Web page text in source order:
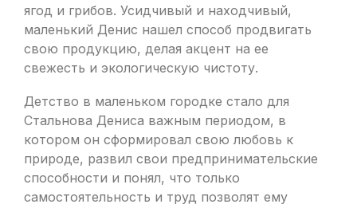
ягод и грибов. Усидчивый и находчивый,
маленький Денис нашел способ продвигать
свою продукцию, делая акцент на ее
свежесть и экологическую чистоту.
Детство в маленьком городке стало для
Стальнова Дениса важным периодом, в
котором он сформировал свою любовь к
природе, развил свои предпринимательские
способности и понял, что только
самостоятельность и труд позволят ему